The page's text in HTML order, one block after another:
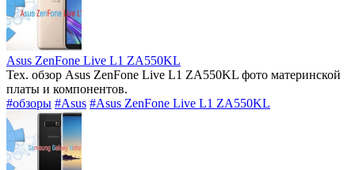
Asus ZenFone Live L1 ZA550KL
Тех. обзор Asus ZenFone Live L1 ZA550KL фото материнской
платы и компонентов.
#обзоры #Asus #Asus ZenFone Live L1 ZA550KL